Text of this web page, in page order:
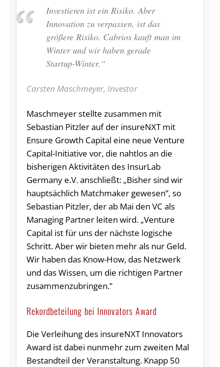
Investieren ist ein Risiko. Aber
Innovation zu verpassen, ist das
größere Risiko. Cabrios kauft man im
Winter und wir haben gerade
Startup-Winter.“
Carsten Maschmeyer, Investor
Maschmeyer stellte zusammen mit
Sebastian Pitzler auf der insureNXT mit
Ensure Growth Capital eine neue Venture
Capital-Initiative vor, die nahtlos an die
bisherigen Aktivitäten des InsurLab
Germany e.V. anschließt: „Bisher sind wir
hauptsächlich Matchmaker gewesen”, so
Sebastian Pitzler, der ab Mai den VC als
Managing Partner leiten wird. „Venture
Capital ist für uns der nächste logische
Schritt. Aber wir bieten mehr als nur Geld.
Wir haben das Know-How, das Netzwerk
und das Wissen, um die richtigen Partner
zusammenzubringen.”
Rekordbeteilung bei Innovators Award
Die Verleihung des insureNXT Innovators
Award ist dabei nunmehr zum zweiten Mal
Bestandteil der Veranstaltung. Knapp 50